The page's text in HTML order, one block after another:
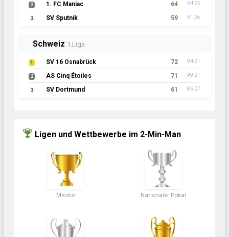
2 1. FC Maniac 64 94:25
3 SV Sputnik 59 91:26
Schweiz 1.Liga
1 SV 16 Osnabrück 72 94:21
2 AS Cinq Étoiles 71 99:21
3 SV Dortmund 61 85:27
Ligen und Wettbewerbe im 2-Min-Man
Meister Nationaler Pokal